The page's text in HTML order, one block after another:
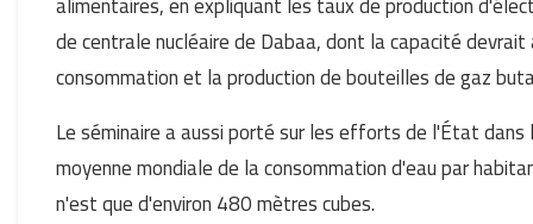
de centrale nucléaire de Dabaa, dont la capacité
consommation et la production de bouteilles de gaz
Le séminaire a aussi porté sur les efforts de l'État
moyenne mondiale de la consommation d'eau par
n'est que d'environ 480 mètres cubes.